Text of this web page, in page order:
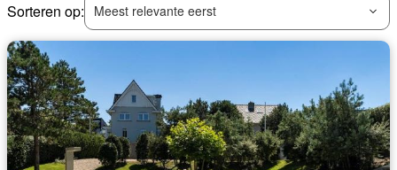
Sorteren op:
Meest relevante eerst